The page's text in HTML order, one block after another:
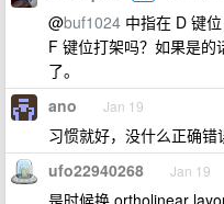
@buf1024 中指在 D 键
F 键位打架吗？如果是的
了。
ano Jan 19
习惯就好，没什么正确
ufo22940268 Jan 19
是时候换 ortholinear